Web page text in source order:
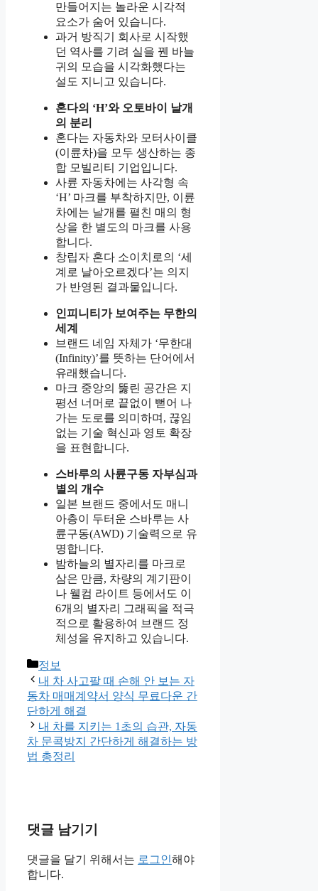
만들어지는 놀라운 시각적
요소가 숨어 있습니다.
과거 방직기 회사로 시작했
던 역사를 기려 실을 꿴 바늘
귀의 모습을 시각화했다는
설도 지니고 있습니다.
혼다의 ‘H’와 오토바이 날개
의 분리
혼다는 자동차와 모터사이클
(이륜차)을 모두 생산하는 종
합 모빌리티 기업입니다.
사륜 자동차에는 사각형 속
‘H’ 마크를 부착하지만, 이륜
차에는 날개를 펼친 매의 형
상을 한 별도의 마크를 사용
합니다.
창립자 혼다 소이치로의 ‘세
계로 날아오르겠다’는 의지
가 반영된 결과물입니다.
인피니티가 보여주는 무한의
세계
브랜드 네임 자체가 ‘무한대
(Infinity)’를 뜻하는 단어에서
유래했습니다.
마크 중앙의 뚫린 공간은 지
평선 너머로 끝없이 뻗어 나
가는 도로를 의미하며, 끊임
없는 기술 혁신과 영토 확장
을 표현합니다.
스바루의 사륜구동 자부심과
별의 개수
일본 브랜드 중에서도 매니
아층이 두터운 스바루는 사
륜구동(AWD) 기술력으로 유
명합니다.
밤하늘의 별자리를 마크로
삼은 만큼, 차량의 계기판이
나 웰컴 라이트 등에서도 이
6개의 별자리 그래픽을 적극
적으로 활용하여 브랜드 정
체성을 유지하고 있습니다.
카
테
고
리
정보
내 차 사고팔 때 손해 안 보는 자
동차 매매계약서 양식 무료다운 간
단하게 해결
내 차를 지키는 1초의 습관, 자동
차 문콕방지 간단하게 해결하는 방
법 총정리
댓글 남기기
댓글을 달기 위해서는 로그인해야
합니다.